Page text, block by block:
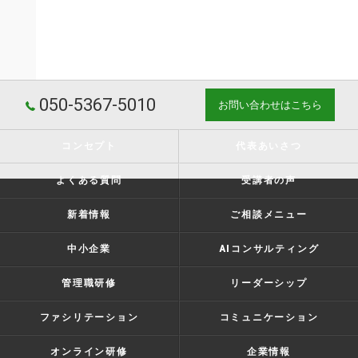
050-5367-5010 お問い合わせはこちら
よくある質問 受講者の声
新着情報 ご相談メニュー
中小企業 AIコンサルティング
管理職研修 リーダーシップ
ファシリテーション コミュニケーション
オンライン研修 企業情報